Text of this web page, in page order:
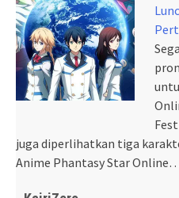
juga diperlihatkan tiga
Anime Phantasy Star